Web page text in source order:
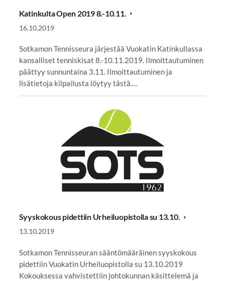
Katinkulta Open 2019 8.-10.11.
16.10.2019
Sotkamon Tennisseura järjestää Vuokatin Katinkullassa
kansalliset tenniskisat 8.-10.11.2019. Ilmoittautuminen
päättyy sunnuntaina 3.11. Ilmoittautuminen ja
lisätietoja kilpailusta löytyy tästä.…
Syyskokous pidettiin Urheiluopistolla su 13.10.
13.10.2019
Sotkamon Tennisseuran sääntömääräinen syyskokous
pidettiin Vuokatin Urheiluopistolla su 13.10.2019
Kokouksessa vahvistettiin johtokunnan käsittelemä ja